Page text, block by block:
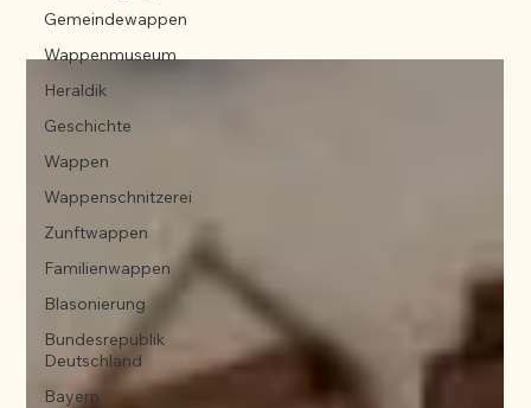
Gemeindewappen
Wappenmuseum
Heraldik
Geschichte
Wappen
Wappenschnitzerei
Zunftwappen
Familienwappen
Blasonierung
Bundesrepublik
Deutschland
Bayern